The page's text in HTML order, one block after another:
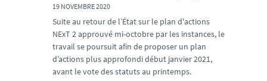
19 NOVEMBRE 2020
Suite au retour de l’État sur le plan d'actions
NExT 2 approuvé mi-octobre par les instances, le
travail se poursuit afin de proposer un plan
d’actions plus approfondi début janvier 2021,
avant le vote des statuts au printemps.